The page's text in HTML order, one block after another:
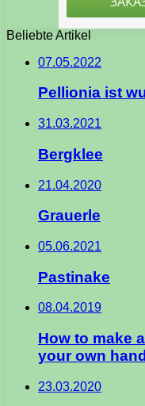
Beliebte Artikel
07.05.2022
Pellionia ist
31.03.2021
Bergklee
21.04.2020
Grauerle
05.06.2021
Pastinake
08.04.2019
How to make
your own
23.03.2020